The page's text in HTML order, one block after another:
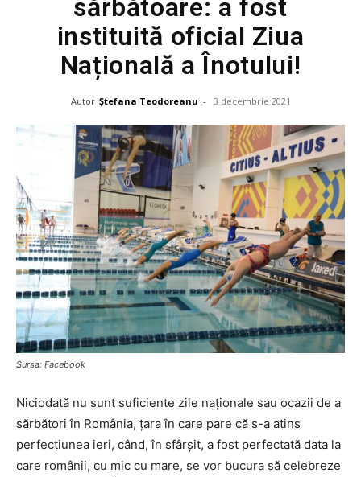
Investigații
sărbătoare: a fost
instituită oficial Ziua
Națională a Înotului!
Autor Ștefana Teodoreanu - 3 decembrie 2021
Sursa: Facebook
Niciodată nu sunt suficiente zile naționale sau ocazii de a
sărbători în România, țara în care pare că s-a atins
perfecțiunea ieri, când, în sfârșit, a fost perfectată data la
care românii, cu mic cu mare, se vor bucura să celebreze